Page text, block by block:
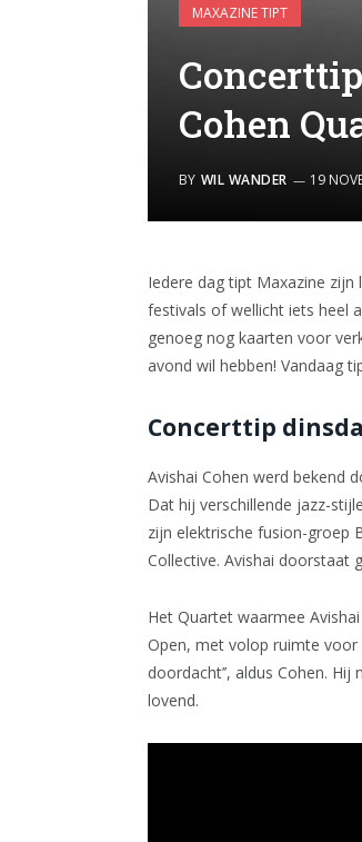
MAXAZINE TIPT
Cohen
BY WIL WANDER 19
Iedere dag tipt Maxazine
festivals of wellicht iets heel
genoeg nog kaarten voor
avond wil hebben! Vandaag
Concerttip
Avishai Cohen werd bekend
Dat hij verschillende jazz-
zijn elektrische fusion-groep
Collective. Avishai doorstaat
Het Quartet waarmee
Open, met volop ruimte
doordacht’’, aldus Cohen.
lovend.